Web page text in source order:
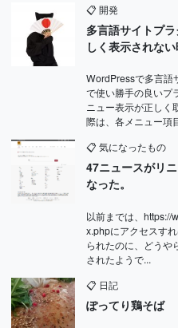
📋 開発
多言語サイトプ
しく表示されな
WordPressで多言語
で使い勝手の良いプ
ニュー表示が正しく
際は、各メニュー項
📋 気になったもの
47ニュースがリ
なった。
以前までは、
x.phpにアクセスす
られたのに、どうや
されたようで...
📋 日記
ぽってり鶏そば